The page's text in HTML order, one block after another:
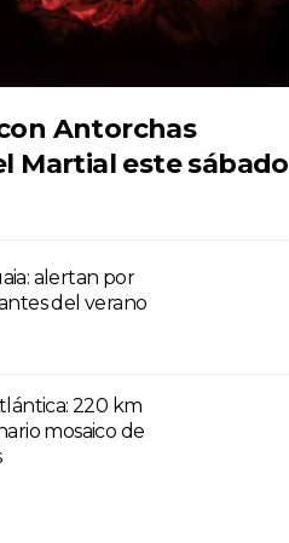
Antorchas
Martial este sábado
alertan por
del verano
220 km
mosaico de